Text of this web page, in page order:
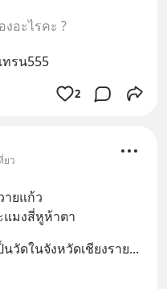
งอะไรคะ ?
ทรน555
2
ยว
ายแก้ว
และแมงสี่หูห้าตา
วัดในจังหวัดเชียงราย